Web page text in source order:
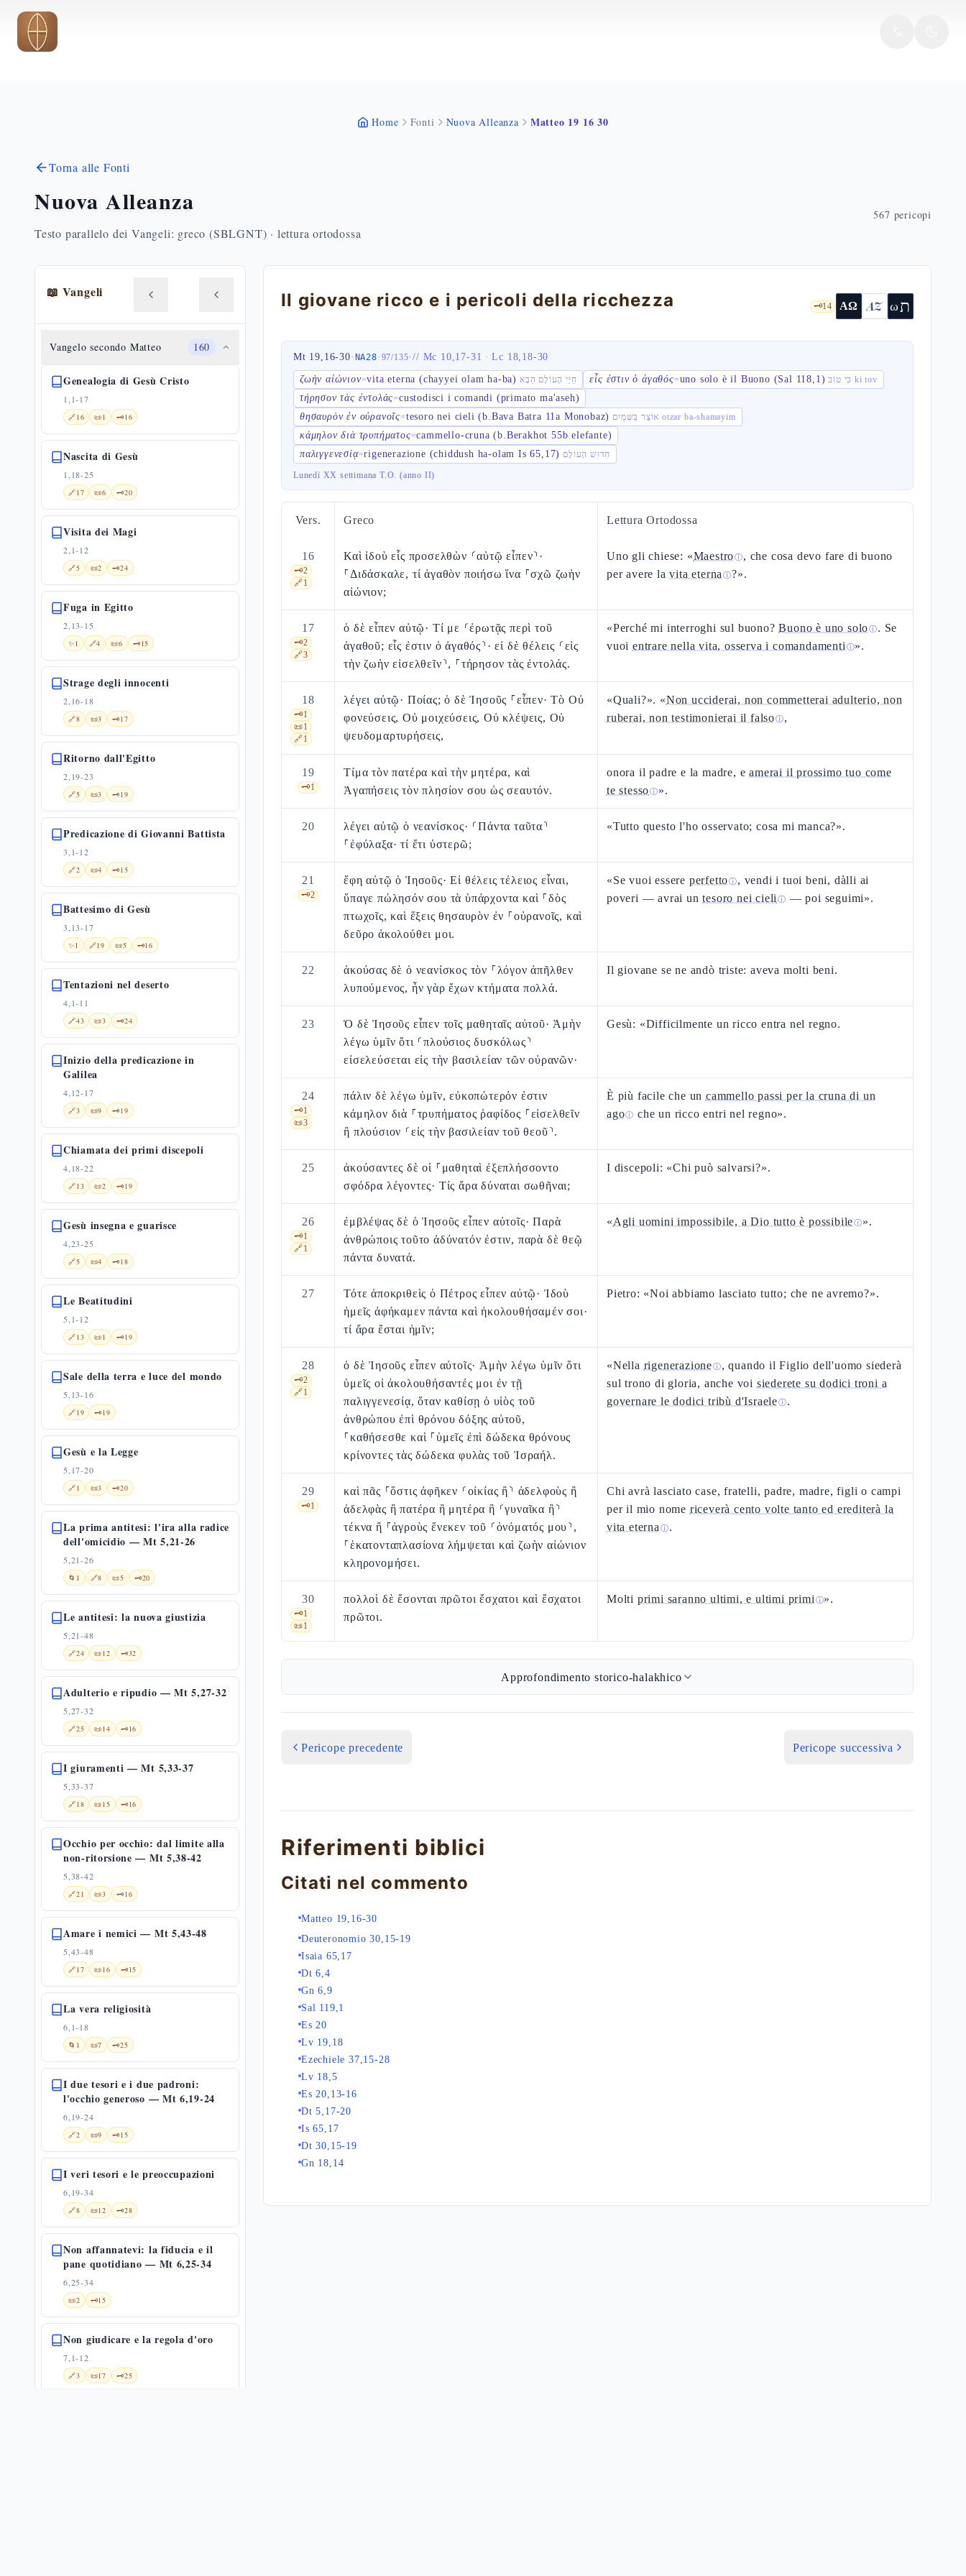
Vai al contenuto principale
Home Fonti Nuova Alleanza Matteo 19 16 30
Torna alle Fonti
Nuova Alleanza
Testo parallelo dei Vangeli: greco (SBLGNT) · lettura ortodossa
567 pericopi
📖 Vangeli
Vangelo secondo Matteo 160
Genealogia di Gesù Cristo
1,1-17
🔗16 📜1 🗝️16
Nascita di Gesù
1,18-25
🔗17 📜6 🗝️20
Visita dei Magi
2,1-12
🔗5 📜2 🗝️24
Fuga in Egitto
2,13-15
✨1 🔗4 📜6 🗝️15
Strage degli innocenti
2,16-18
🔗8 📜3 🗝️17
Ritorno dall'Egitto
2,19-23
🔗5 📜3 🗝️19
Predicazione di Giovanni Battista
3,1-12
🔗2 📜4 🗝️15
Battesimo di Gesù
3,13-17
✨1 🔗19 📜5 🗝️16
Tentazioni nel deserto
4,1-11
🔗43 📜3 🗝️24
Inizio della predicazione in
Galilea
4,12-17
🔗3 📜9 🗝️19
Chiamata dei primi discepoli
4,18-22
🔗13 📜2 🗝️19
Gesù insegna e guarisce
4,23-25
🔗5 📜4 🗝️18
Le Beatitudini
5,1-12
🔗13 📜1 🗝️19
Sale della terra e luce del mondo
5,13-16
🔗19 🗝️19
Gesù e la Legge
5,17-20
🔗1 📜3 🗝️20
La prima antitesi: l'ira alla radice
dell'omicidio — Mt 5,21-26
5,21-26
🌀 1 🔗8 📜5 🗝️20
Le antitesi: la nuova giustizia
5,21-48
🔗24 📜12 🗝️32
Adulterio e ripudio — Mt 5,27-32
5,27-32
🔗25 📜14 🗝️16
I giuramenti — Mt 5,33-37
5,33-37
🔗18 📜15 🗝️16
Occhio per occhio: dal limite alla
non-ritorsione — Mt 5,38-42
5,38-42
🔗21 📜3 🗝️16
Amare i nemici — Mt 5,43-48
5,43-48
🔗17 📜16 🗝️15
La vera religiosità
6,1-18
🌀 1 📜7 🗝️25
I due tesori e i due padroni:
l'occhio generoso — Mt 6,19-24
6,19-24
🔗2 📜9 🗝️15
I veri tesori e le preoccupazioni
6,19-34
🔗8 📜12 🗝️28
Non affannatevi: la fiducia e il
pane quotidiano — Mt 6,25-34
6,25-34
📜2 🗝️15
Non giudicare e la regola d'oro
7,1-12
🔗3 📜17 🗝️25
Il giovane ricco e i pericoli della ricchezza 🗝️14 ΑΩ AZ ωת
Mt 19,16-30· NA28· 97/135·// Mc 10,17-31 · Lc 18,18-30
ζωὴν αἰώνιον=vita eterna (chayyei olam ha-ba) חַיֵּי הָעוֹלָם הַבָּא εἷς ἐστιν ὁ ἀγαθός=uno solo è il Buono (Sal 118,1) כִּי טוֹב ki tov
τήρησον τὰς ἐντολάς=custodisci i comandi (primato ma'aseh)
θησαυρὸν ἐν οὐρανοῖς=tesoro nei cieli (b.Bava Batra 11a Monobaz) אוֹצָר בַּשָּׁמַיִם otzar ba-shamayim
κάμηλον διὰ τρυπήματος=cammello-cruna (b.Berakhot 55b elefante)
παλιγγενεσίᾳ=rigenerazione (chiddush ha-olam Is 65,17) חִדּוּשׁ הָעוֹלָם
Lunedì XX settimana T.O. (anno II)
Vers. Greco Lettura Ortodossa
16
🗝️2
🔗1
Καὶ ἰδοὺ εἷς προσελθὼν ⸂αὐτῷ εἶπεν⸃·
⸀Διδάσκαλε, τί ἀγαθὸν ποιήσω ἵνα ⸀σχῶ ζωὴν
αἰώνιον;
Uno gli chiese: «Maestroⓘ, che cosa devo fare di buono
per avere lavita eterna ⓘ?».
17
🗝️2
🔗3
ὁ δὲ εἶπεν αὐτῷ· Τί με ⸂ἐρωτᾷς περὶ τοῦ
ἀγαθοῦ; εἷς ἐστιν ὁ ἀγαθός⸃· εἰ δὲ θέλεις ⸂εἰς
τὴν ζωὴν εἰσελθεῖν⸃, ⸀τήρησον τὰς ἐντολάς.
«Perché mi interroghi sul buono?Buono è uno soloⓘ. Se
vuoi entrare nella vita, osserva i comandamenti ⓘ».
18
🗝️1
📜1
🔗1
λέγει αὐτῷ· Ποίας; ὁ δὲ Ἰησοῦς ⸀εἶπεν· Τὸ Οὐ
φονεύσεις, Οὐ μοιχεύσεις, Οὐ κλέψεις, Οὐ
ψευδομαρτυρήσεις,
«Quali?». «Non ucciderai, non commetterai adulterio, non
ruberai, non testimonierai il falsoⓘ,
19
🗝️1
Τίμα τὸν πατέρα καὶ τὴν μητέρα, καὶ
Ἀγαπήσεις τὸν πλησίον σου ὡς σεαυτόν.
onora il padre e la madre, eamerai il prossimo tuo come
te stessoⓘ».
20
λέγει αὐτῷ ὁ νεανίσκος· ⸂Πάντα ταῦτα⸃
⸀ἐφύλαξα· τί ἔτι ὑστερῶ;
«Tutto questo l'ho osservato; cosa mi manca?».
21
🗝️2
ἔφη αὐτῷ ὁ Ἰησοῦς· Εἰ θέλεις τέλειος εἶναι,
ὕπαγε πώλησόν σου τὰ ὑπάρχοντα καὶ ⸀δὸς
πτωχοῖς, καὶ ἕξεις θησαυρὸν ἐν ⸀οὐρανοῖς, καὶ
δεῦρο ἀκολούθει μοι.
«Se vuoi essere perfettoⓘ, vendi i tuoi beni, dàlli ai
poveri — avrai untesoro nei cieli ⓘ — poi seguimi».
22
ἀκούσας δὲ ὁ νεανίσκος τὸν ⸀λόγον ἀπῆλθεν
λυπούμενος, ἦν γὰρ ἔχων κτήματα πολλά.
Il giovane se ne andò triste: aveva molti beni.
23
Ὁ δὲ Ἰησοῦς εἶπεν τοῖς μαθηταῖς αὐτοῦ· Ἀμὴν
λέγω ὑμῖν ὅτι ⸂πλούσιος δυσκόλως⸃
εἰσελεύσεται εἰς τὴν βασιλείαν τῶν οὐρανῶν·
Gesù: «Difficilmente un ricco entra nel regno.
24
🗝️1
📜3
πάλιν δὲ λέγω ὑμῖν, εὐκοπώτερόν ἐστιν
κάμηλον διὰ ⸀τρυπήματος ῥαφίδος ⸀εἰσελθεῖν
ἢ πλούσιον ⸂εἰς τὴν βασιλείαν τοῦ θεοῦ⸃.
È più facile che un cammello passi per la cruna di un
agoⓘ che un ricco entri nel regno».
25
ἀκούσαντες δὲ οἱ ⸀μαθηταὶ ἐξεπλήσσοντο
σφόδρα λέγοντες· Τίς ἄρα δύναται σωθῆναι;
I discepoli: «Chi può salvarsi?».
26
🗝️1
🔗1
ἐμβλέψας δὲ ὁ Ἰησοῦς εἶπεν αὐτοῖς· Παρὰ
ἀνθρώποις τοῦτο ἀδύνατόν ἐστιν, παρὰ δὲ θεῷ
πάντα δυνατά.
«Agli uomini impossibile, a Dio tutto è possibileⓘ».
27
Τότε ἀποκριθεὶς ὁ Πέτρος εἶπεν αὐτῷ· Ἰδοὺ
ἡμεῖς ἀφήκαμεν πάντα καὶ ἠκολουθήσαμέν σοι·
τί ἄρα ἔσται ἡμῖν;
Pietro: «Noi abbiamo lasciato tutto; che ne avremo?».
28
🗝️2
🔗1
ὁ δὲ Ἰησοῦς εἶπεν αὐτοῖς· Ἀμὴν λέγω ὑμῖν ὅτι
ὑμεῖς οἱ ἀκολουθήσαντές μοι ἐν τῇ
παλιγγενεσίᾳ, ὅταν καθίσῃ ὁ υἱὸς τοῦ
ἀνθρώπου ἐπὶ θρόνου δόξης αὐτοῦ,
⸀καθήσεσθε καὶ ⸀ὑμεῖς ἐπὶ δώδεκα θρόνους
κρίνοντες τὰς δώδεκα φυλὰς τοῦ Ἰσραήλ.
«Nella rigenerazioneⓘ, quando il Figlio dell'uomo siederà
sul trono di gloria, anche voi siederete su dodici troni a
governare le dodici tribù d'Israeleⓘ.
29
🗝️1
καὶ πᾶς ⸀ὅστις ἀφῆκεν ⸂οἰκίας ἢ⸃ ἀδελφοὺς ἢ
ἀδελφὰς ἢ πατέρα ἢ μητέρα ἢ ⸂γυναῖκα ἢ⸃
τέκνα ἢ ⸀ἀγροὺς ἕνεκεν τοῦ ⸂ὀνόματός μου⸃,
⸀ἑκατονταπλασίονα λήμψεται καὶ ζωὴν αἰώνιον
κληρονομήσει.
Chi avrà lasciato case, fratelli, padre, madre, figli o campi
per il mio nome riceverà cento volte tanto ed erediterà la
vita eterna ⓘ.
30
🗝️1
📜1
πολλοὶ δὲ ἔσονται πρῶτοι ἔσχατοι καὶ ἔσχατοι
πρῶτοι.
Molti primi saranno ultimi, e ultimi primi ⓘ».
Approfondimento storico-halakhico
Pericope precedente Pericope successiva
Riferimenti biblici
Citati nel commento
Matteo 19,16-30
Deuteronomio 30,15-19
Isaia 65,17
Dt 6,4
Gn 6,9
Sal 119,1
Es 20
Lv 19,18
Ezechiele 37,15-28
Lv 18,5
Es 20,13-16
Dt 5,17-20
Is 65,17
Dt 30,15-19
Gn 18,14